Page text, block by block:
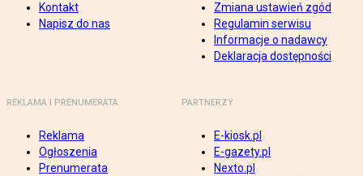
Kontakt
Napisz do nas
Zmiana ustawień zgód
Regulamin serwisu
Informacje o nadawcy
Deklaracja dostępności
REKLAMA I PRENUMERATA
Reklama
Ogłoszenia
Prenumerata
PARTNERZY
E-kiosk.pl
E-gazety.pl
Nexto.pl